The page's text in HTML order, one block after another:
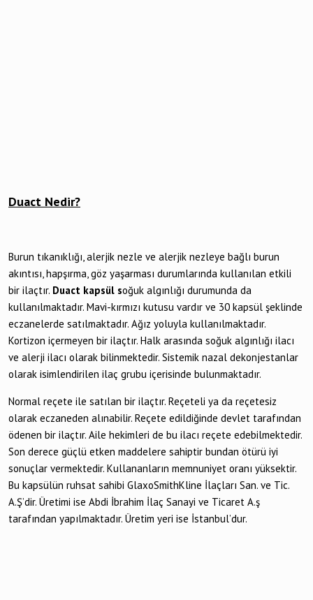
Duact Nedir?
Burun tıkanıklığı, alerjik nezle ve alerjik nezleye bağlı burun
akıntısı, hapşırma, göz yaşarması durumlarında kullanılan etkili
bir ilaçtır. Duact kapsül soğuk algınlığı durumunda da
kullanılmaktadır. Mavi-kırmızı kutusu vardır ve 30 kapsül şeklinde
eczanelerde satılmaktadır. Ağız yoluyla kullanılmaktadır.
Kortizon içermeyen bir ilaçtır. Halk arasında soğuk algınlığı ilacı
ve alerji ilacı olarak bilinmektedir. Sistemik nazal dekonjestanlar
olarak isimlendirilen ilaç grubu içerisinde bulunmaktadır.
Normal reçete ile satılan bir ilaçtır. Reçeteli ya da reçetesiz
olarak eczaneden alınabilir. Reçete edildiğinde devlet tarafından
ödenen bir ilaçtır. Aile hekimleri de bu ilacı reçete edebilmektedir.
Son derece güçlü etken maddelere sahiptir bundan ötürü iyi
sonuçlar vermektedir. Kullananların memnuniyet oranı yüksektir.
Bu kapsülün ruhsat sahibi GlaxoSmithKline İlaçları San. ve Tic.
A.Ş’dir. Üretimi ise Abdi İbrahim İlaç Sanayi ve Ticaret A.ş
tarafından yapılmaktadır. Üretim yeri ise İstanbul’dur.